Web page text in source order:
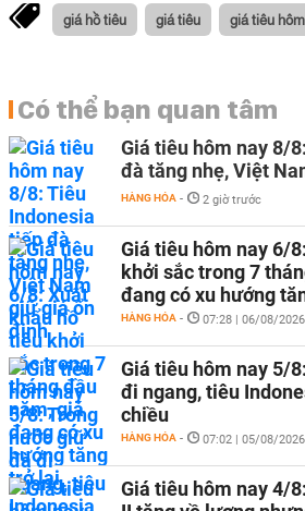
giá hồ tiêu giá tiêu giá tiêu
Có thể bạn quan tâm
Giá tiêu hôm nay 8/
đà tăng nhẹ, Việt
HÀNG HÓA - 2 giờ trước
Giá tiêu hôm nay 6/
khởi sắc trong 7
đang có xu hướng
HÀNG HÓA - 07:28 | 06/08/2026
Giá tiêu hôm nay 5/
đi ngang, tiêu
chiều
HÀNG HÓA - 07:02 | 05/08/2026
Giá tiêu hôm nay 4/